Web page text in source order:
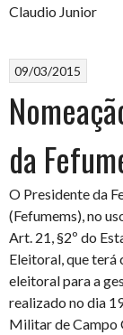
Claudio Junior
09/03/2015
da
O Presidente da
(Fefumems), no
Art. 21, §2º do
Eleitoral, que terá
eleitoral para a
realizado no dia
Militar de Campo